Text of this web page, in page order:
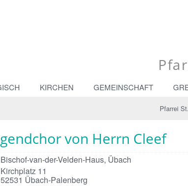
KIRCHEN GEMEINSCHAFT
Pfarrei
von Herrn Cleef
Bischof-van-der-Velden-Haus, Übach
Kirchplatz 11
52531 Übach-Palenberg